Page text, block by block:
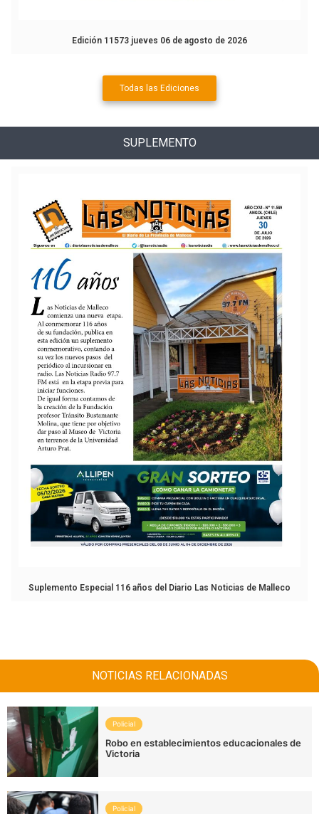
Edición 11573 jueves 06 de agosto de 2026
Todas las Ediciones
SUPLEMENTO
Suplemento Especial 116 años del Diario Las Noticias de Malleco
NOTICIAS RELACIONADAS
Policial
Robo en establecimientos educacionales de
Victoria
Policial